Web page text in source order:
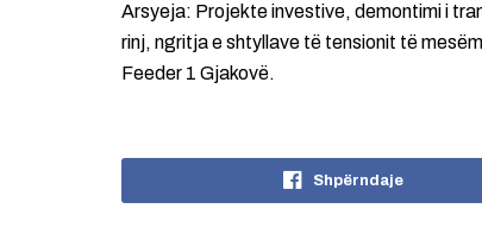
Arsyeja: Projekte investive, demontimi i
rinj, ngritja e shtyllave të tensionit të
Feeder 1 Gjakovë.
Shpërndaje